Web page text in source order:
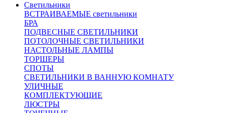
Светильники
ВСТРАИВАЕМЫЕ светильники
БРА
ПОДВЕСНЫЕ СВЕТИЛЬНИКИ
ПОТОЛОЧНЫЕ СВЕТИЛЬНИКИ
НАСТОЛЬНЫЕ ЛАМПЫ
ТОРШЕРЫ
СПОТЫ
СВЕТИЛЬНИКИ В ВАННУЮ КОМНАТУ
УЛИЧНЫЕ
КОМПЛЕКТУЮЩИЕ
ЛЮСТРЫ